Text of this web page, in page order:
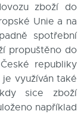
zboží do
Unie a na
spotřební
propuštěno do
republiky
využíván také
sice zboží
například